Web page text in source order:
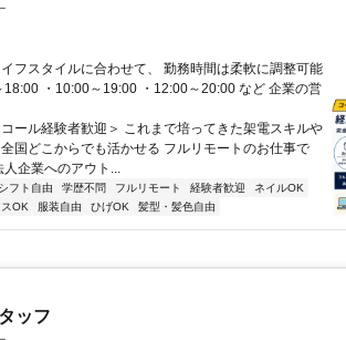
フスタイルに合わせて、 勤務時間は柔軟に調整可能
・10:00～19:00 ・12:00～20:00 など 企業の営
ール経験者歓迎＞ これまで培ってきた架電スキルや
国どこからでも活かせる フルリモートのお仕事で
企業へのアウト...
シフト自由 学歴不問 フルリモート 経験者歓迎
ネイルOK
OK 服装自由 ひげOK 髪型・髪色自由
ッフ